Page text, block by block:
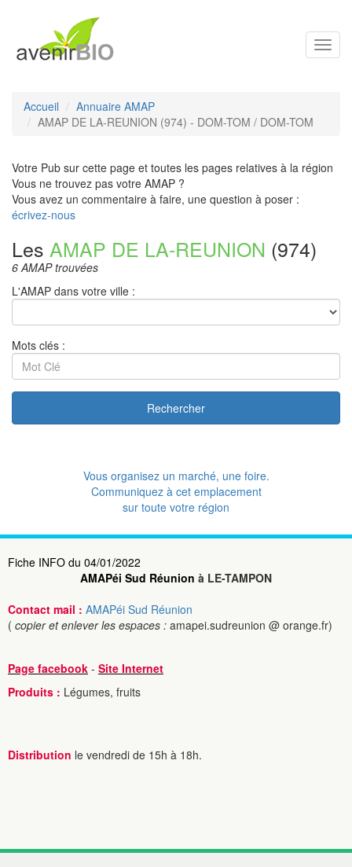
Accueil
Annuaire AMAP
AMAP DE LA-REUNION (974) - DOM-TOM / DOM-TOM
Votre Pub sur cette page et toutes les pages relatives à la région
Vous ne trouvez pas votre AMAP ?
Vous avez un commentaire à faire, une question à poser :
écrivez-nous
Les AMAP DE LA-REUNION (974)
6 AMAP trouvées
L'AMAP dans votre ville :
Mots clés :
Rechercher
Vous organisez un marché, une foire.
Communiquez à cet emplacement
sur toute votre région
Fiche INFO du 04/01/2022
AMAPéi Sud Réunion à LE-TAMPON
Contact mail : AMAPéi Sud Réunion
( copier et enlever les espaces : amapei.sudreunion @ orange.fr)
Page facebook - Site Internet
Produits : Légumes, fruits
Distribution le vendredi de 15h à 18h.